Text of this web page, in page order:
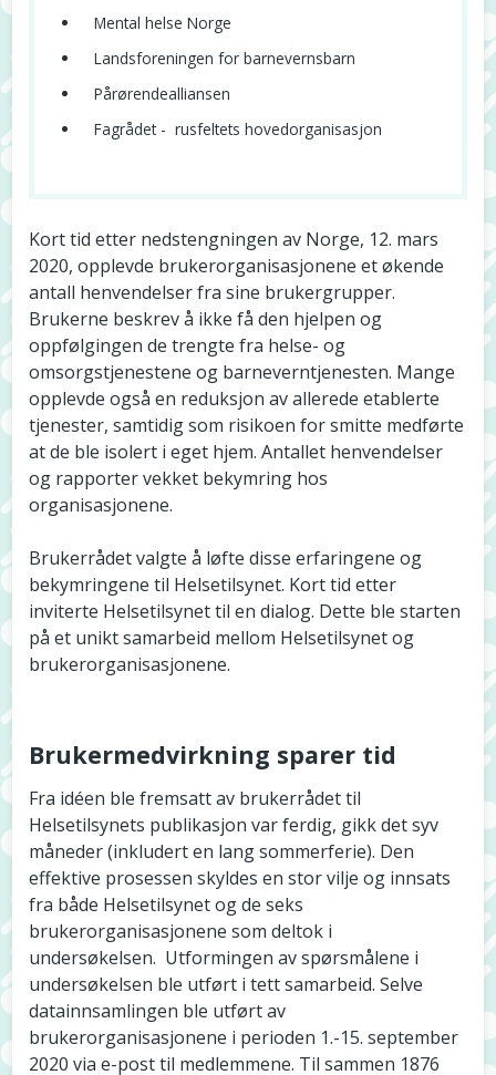
Mental helse Norge
Landsforeningen for barnevernsbarn
Pårørendealliansen
Fagrådet - rusfeltets hovedorganisasjon
Kort tid etter nedstengningen av Norge, 12. mars
2020, opplevde brukerorganisasjonene et økende
antall henvendelser fra sine brukergrupper.
Brukerne beskrev å ikke få den hjelpen og
oppfølgingen de trengte fra helse- og
omsorgstjenestene og barneverntjenesten. Mange
opplevde også en reduksjon av allerede etablerte
tjenester, samtidig som risikoen for smitte medførte
at de ble isolert i eget hjem. Antallet henvendelser
og rapporter vekket bekymring hos
organisasjonene.
Brukerrådet valgte å løfte disse erfaringene og
bekymringene til Helsetilsynet. Kort tid etter
inviterte Helsetilsynet til en dialog. Dette ble starten
på et unikt samarbeid mellom Helsetilsynet og
brukerorganisasjonene.
Brukermedvirkning sparer tid
Fra idéen ble fremsatt av brukerrådet til
Helsetilsynets publikasjon var ferdig, gikk det syv
måneder (inkludert en lang sommerferie). Den
effektive prosessen skyldes en stor vilje og innsats
fra både Helsetilsynet og de seks
brukerorganisasjonene som deltok i
undersøkelsen. Utformingen av spørsmålene i
undersøkelsen ble utført i tett samarbeid. Selve
datainnsamlingen ble utført av
brukerorganisasjonene i perioden 1.-15. september
2020 via e-post til medlemmene. Til sammen 1876